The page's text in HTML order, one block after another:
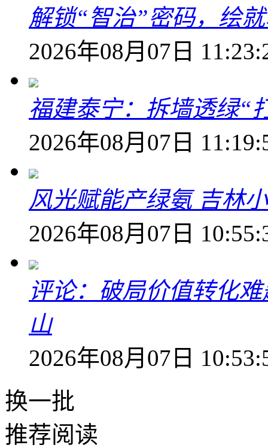
解锁“智治”密码，绘
2026年08月07日
福建泰宁：拆墙透绿“
2026年08月07日
风光赋能产绿氨 吉林
2026年08月07日
评论：破局价值转化
山
2026年08月07日
换一批
推荐阅读